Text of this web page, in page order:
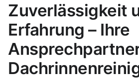
Zuverlässigkeit
Erfahrung – Ihre